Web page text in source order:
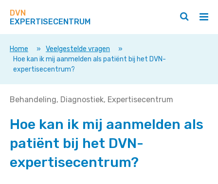
direct
op
deze
DVN
EXPERTISECENTRUM
/
Zoeken
/
Home » Veelgestelde vragen
»
Hoe kan ik mij aanmelden als patiënt bij het DVN-
expertisecentrum?
Hoe
ik
aanmelden
als
patiënt
Behandeling Diagnostiek Expertisecentrum
Hoe kan ik mij aanmelden als
patiënt bij het DVN-
expertisecentrum?